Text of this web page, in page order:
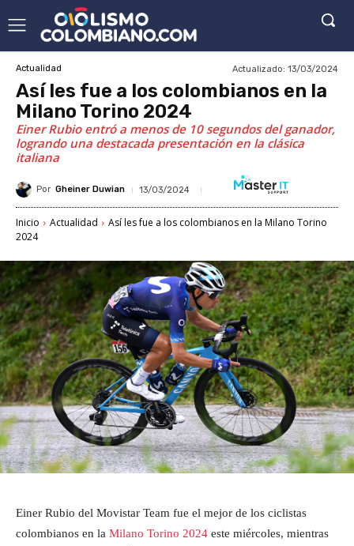
Actualidad Actualizado: 13/03/2024
Así les fue a los colombianos en la
Milano Torino 2024
Einer Rubio entró a menos de 10 segundos del ganador,
logrando una destacada presentación en la clásica
italiana
Por Gheiner Duwian 13/03/2024
Inicio Actualidad
Así les fue a los colombianos en la Milano Torino
2024
Einer Rubio del Movistar Team fue el mejor de los ciclistas
colombianos en la Milano Torino 2024 este miércoles, mientras